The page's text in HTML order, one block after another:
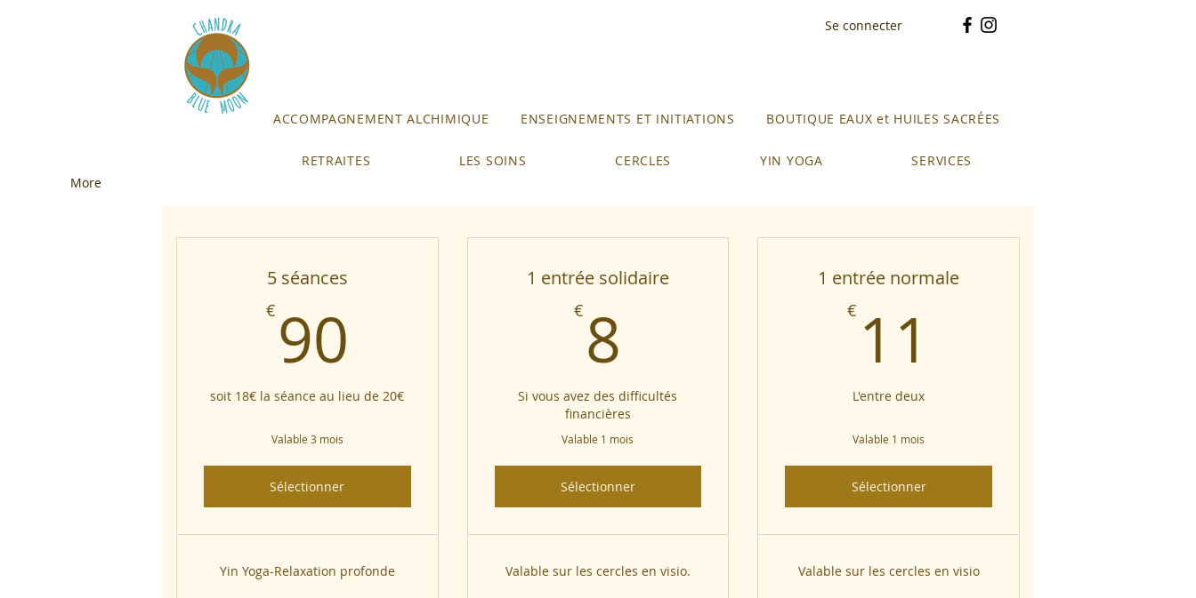
More
Se connecter
ACCOMPAGNEMENT ALCHIMIQUE ENSEIGNEMENTS ET INITIATIONS BOUTIQUE EAUX et HUILES SACRÉES
RETRAITES LES SOINS CERCLES YIN YOGA SERVICES
5 séances
€ 90
soit 18€ la séance au lieu de 20€
Valable 3 mois
Sélectionner
Yin Yoga-Relaxation profonde
1 entrée solidaire
€ 8
Si vous avez des difficultés
financières
Valable 1 mois
Sélectionner
Valable sur les cercles en visio.
1 entrée normale
€ 11
L'entre deux
Valable 1 mois
Sélectionner
Valable sur les cercles en visio